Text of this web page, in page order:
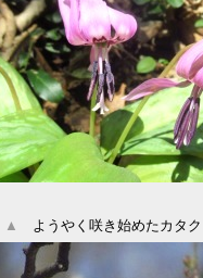
▲ ようやく咲き始めたカタク